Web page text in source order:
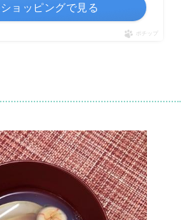
ョッピングで見る
ポチップ